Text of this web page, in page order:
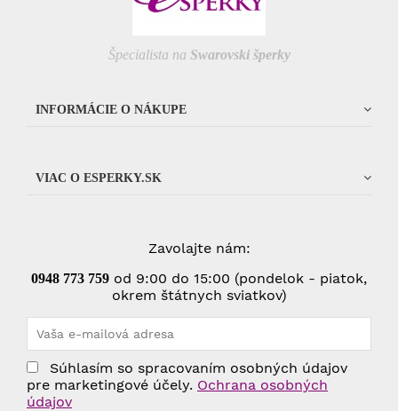
Špecialista na Swarovski šperky
INFORMÁCIE O NÁKUPE
VIAC O ESPERKY.SK
Zavolajte nám:
0948 773 759 od 9:00 do 15:00 (pondelok - piatok,
okrem štátnych sviatkov)
Súhlasím so spracovaním osobných údajov
pre marketingové účely. Ochrana osobných
údajov